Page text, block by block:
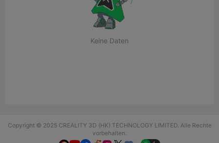
Keine Daten
Copyright © 2025 CREALITY 3D (HK) TECHNOLOGY LIMITED. Alle Rechte
vorbehalten.